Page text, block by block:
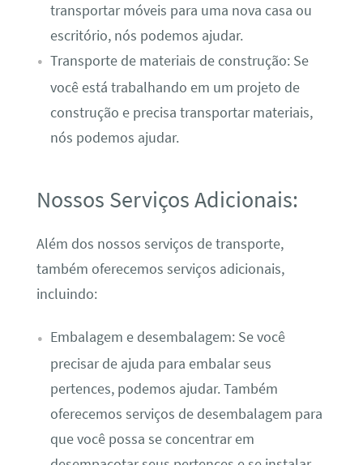
transportar móveis para uma nova casa ou
escritório, nós podemos ajudar.
Transporte de materiais de construção: Se
você está trabalhando em um projeto de
construção e precisa transportar materiais,
nós podemos ajudar.
Nossos Serviços Adicionais:
Além dos nossos serviços de transporte,
também oferecemos serviços adicionais,
incluindo:
Embalagem e desembalagem: Se você
precisar de ajuda para embalar seus
pertences, podemos ajudar. Também
oferecemos serviços de desembalagem para
que você possa se concentrar em